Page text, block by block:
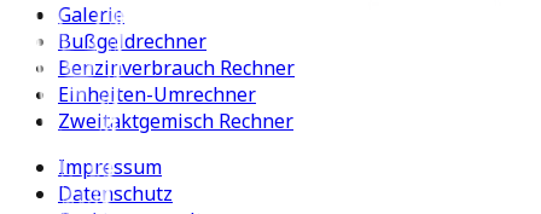
Galerie
Bußgeldrechner
Benzinverbrauch Rechner
Einheiten-Umrechner
Zweitaktgemisch Rechner
Impressum
Datenschutz